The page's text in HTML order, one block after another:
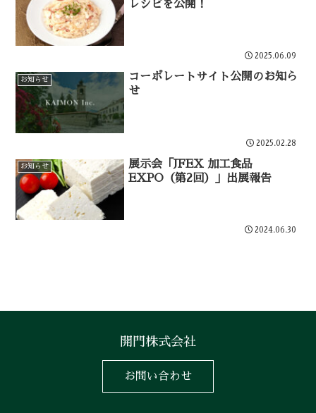
レシピを公開！
2025.06.09
お知らせ
コーポレートサイト公開のお知ら
せ
2025.02.28
お知らせ
展示会「JFEX 加工食品
EXPO（第2回）」出展報告
2024.06.30
開門株式会社
お問い合わせ